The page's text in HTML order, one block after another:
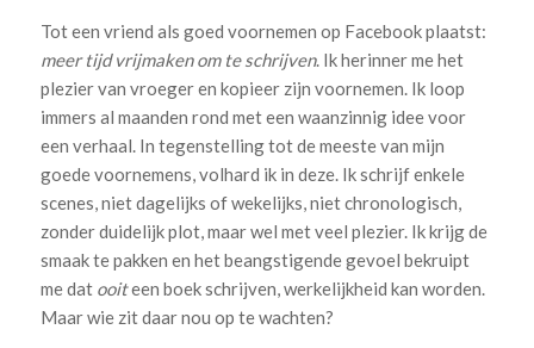
Tot een vriend als goed voornemen op Facebook plaatst:
meer tijd vrijmaken om te schrijven. Ik herinner me het
plezier van vroeger en kopieer zijn voornemen. Ik loop
immers al maanden rond met een waanzinnig idee voor
een verhaal. In tegenstelling tot de meeste van mijn
goede voornemens, volhard ik in deze. Ik schrijf enkele
scenes, niet dagelijks of wekelijks, niet chronologisch,
zonder duidelijk plot, maar wel met veel plezier. Ik krijg de
smaak te pakken en het beangstigende gevoel bekruipt
me dat ooiteen boek schrijven, werkelijkheid kan worden.
Maar wie zit daar nou op te wachten?